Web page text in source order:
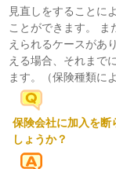
見直しをすることに
ことができます。 ま
えられるケースがあ
える場合、それまで
ます。（保険種類に
保険会社に加入を断
しょうか？